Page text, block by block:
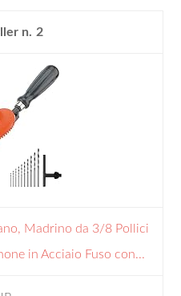
2
Madrino da 3/8 Pollici
in Acciaio Fuso con...